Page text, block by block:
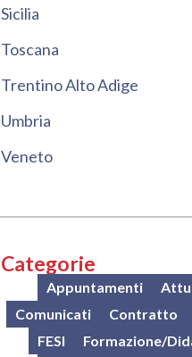
Sicilia
Toscana
Trentino Alto Adige
Umbria
Veneto
Categorie
Appuntamenti
Comunicati
Contratto
FESI
Formazione/